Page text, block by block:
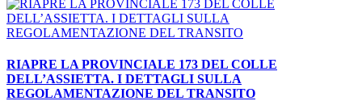
RIAPRE LA PROVINCIALE 173 DEL COLLE
DELL’ASSIETTA. I DETTAGLI SULLA
REGOLAMENTAZIONE DEL TRANSITO